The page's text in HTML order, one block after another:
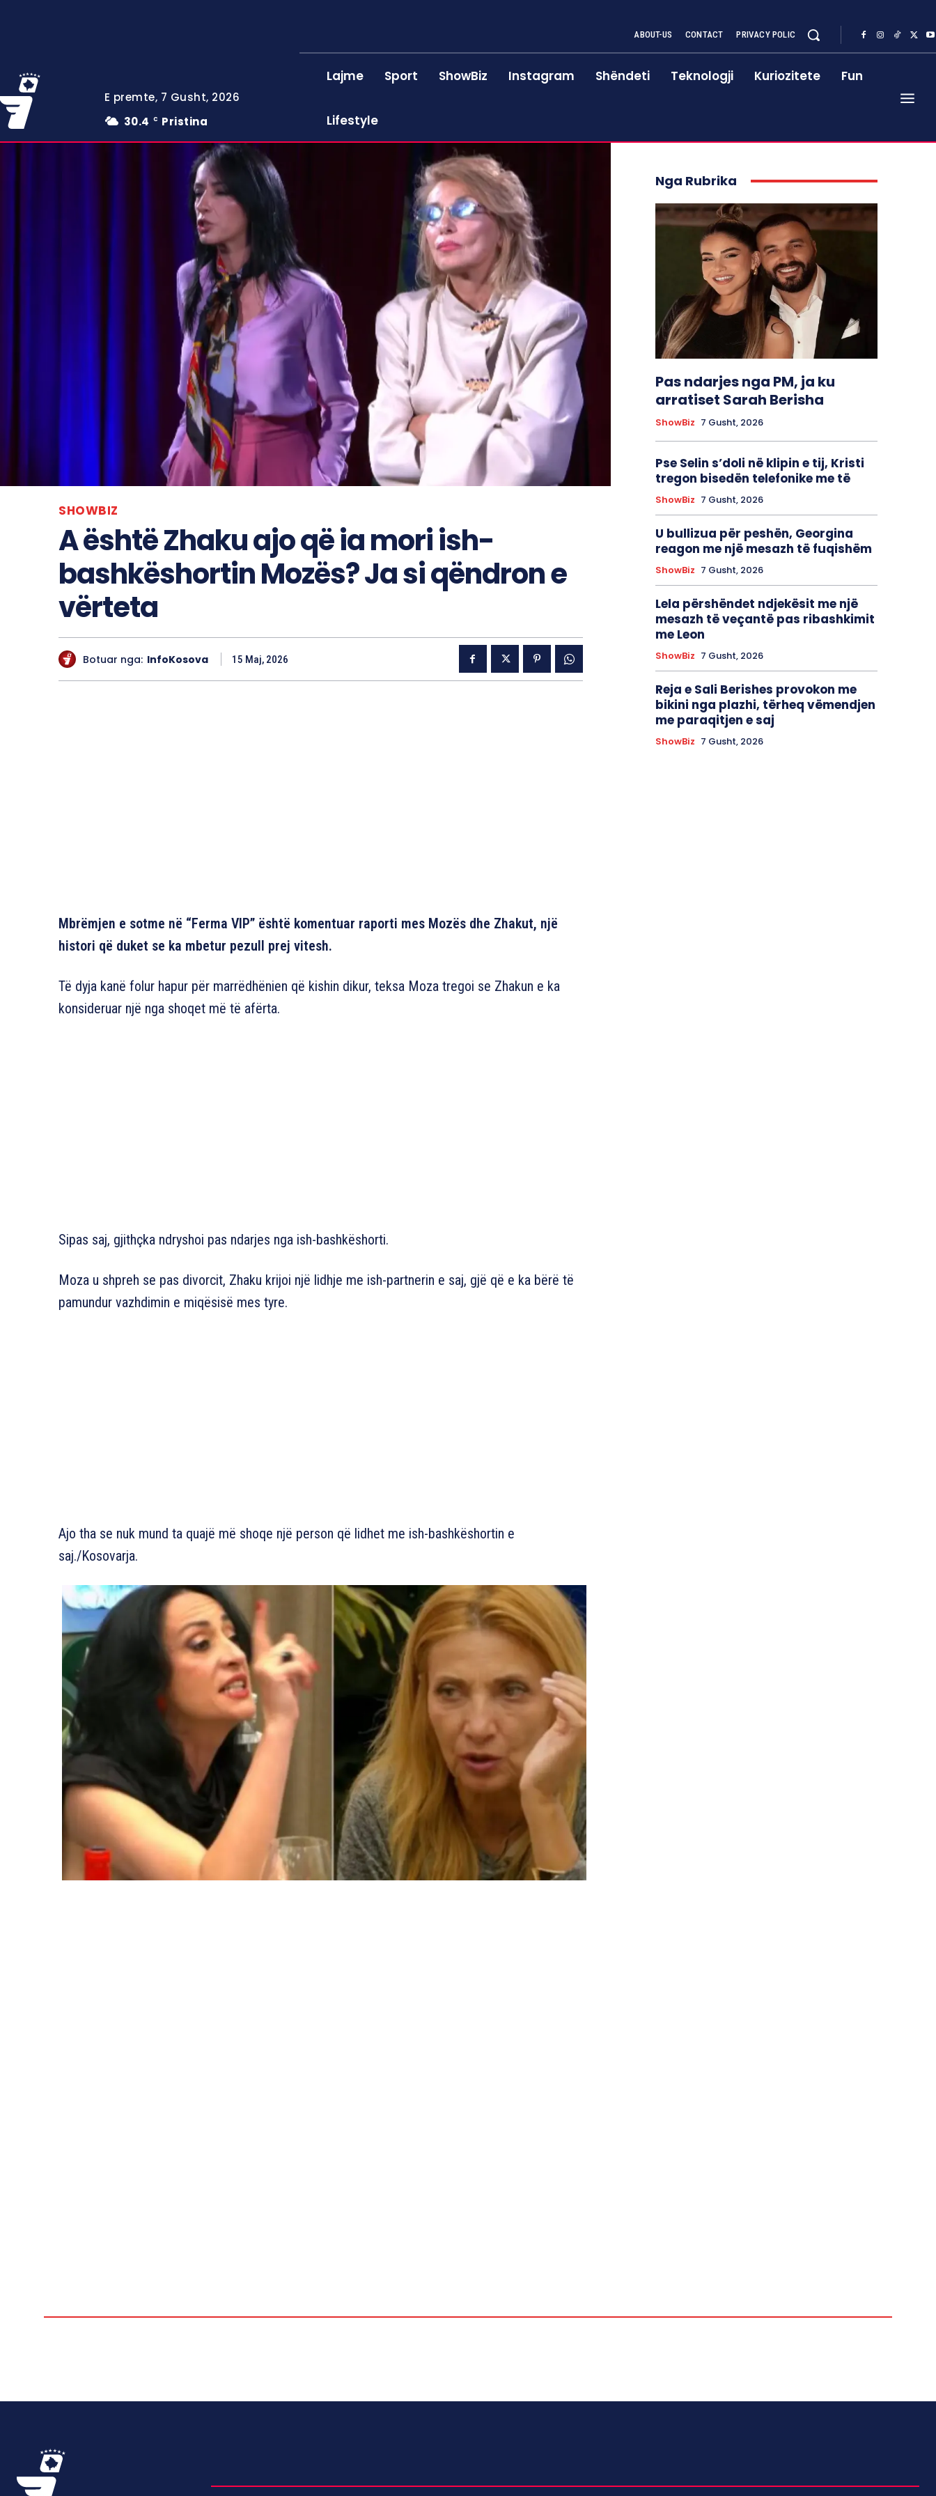
E premte, 7 Gusht, 2026
30.4
C Pristina
ABOUT-US CONTACT PRIVACY POLIC
Lajme Sport ShowBiz Instagram Shëndeti Teknologji Kuriozitete Fun
Lifestyle
SHOWBIZ
A është Zhaku ajo që ia mori ish-
bashkëshortin Mozës? Ja si qëndron e
vërteta
Botuar nga: InfoKosova 15 Maj, 2026
Mbrëmjen e sotme në “Ferma VIP” është komentuar raporti mes Mozës dhe Zhakut, një
histori që duket se ka mbetur pezull prej vitesh.
Të dyja kanë folur hapur për marrëdhënien që kishin dikur, teksa Moza tregoi se Zhakun e ka
konsideruar një nga shoqet më të afërta.
Sipas saj, gjithçka ndryshoi pas ndarjes nga ish-bashkëshorti.
Moza u shpreh se pas divorcit, Zhaku krijoi një lidhje me ish-partnerin e saj, gjë që e ka bërë të
pamundur vazhdimin e miqësisë mes tyre.
Ajo tha se nuk mund ta quajë më shoqe një person që lidhet me ish-bashkëshortin e
saj./Kosovarja.
Nga Rubrika
Pas ndarjes nga PM, ja ku
arratiset Sarah Berisha
ShowBiz 7 Gusht, 2026
Pse Selin s’doli në klipin e tij, Kristi
tregon bisedën telefonike me të
ShowBiz 7 Gusht, 2026
U bullizua për peshën, Georgina
reagon me një mesazh të fuqishëm
ShowBiz 7 Gusht, 2026
Lela përshëndet ndjekësit me një
mesazh të veçantë pas ribashkimit
me Leon
ShowBiz 7 Gusht, 2026
Reja e Sali Berishes provokon me
bikini nga plazhi, tërheq vëmendjen
me paraqitjen e saj
ShowBiz 7 Gusht, 2026